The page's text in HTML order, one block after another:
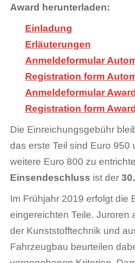
Award herunterladen:
Einladung
Erläuterungen
Anmeldeformular
Registration form
Anmeldeformular
Registration form
Die Einreichungsgebühr
das erste Teil sind Euro 950
weitere Euro 800 zu
Einsendeschluss ist der
Im Frühjahr 2019 erfolgt die
eingereichten Teile. Juroren
der Kunststofftechnik und
Fahrzeugbau beurteilen